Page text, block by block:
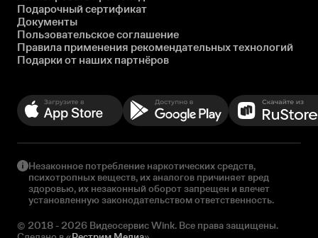
Подарочный сертификат
Документы
Пользовательское соглашение
Правила применения рекомендательных технологий
Подарки от наших партнёров
Незаконное потребление наркотических средств,
психотропных веществ, их аналогов причиняет вред
здоровью, их незаконный оборот запрещен и влечет
установленную законодательством ответственность.
© 2018 - 2026 Видеосервис Wink. Все права защищены.